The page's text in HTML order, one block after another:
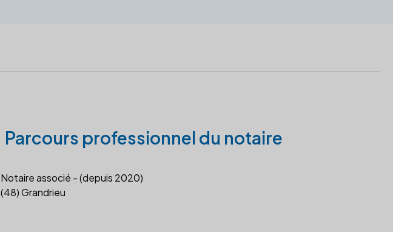
Parcours professionnel du notaire
Notaire associé - (depuis 2020)
(48) Grandrieu